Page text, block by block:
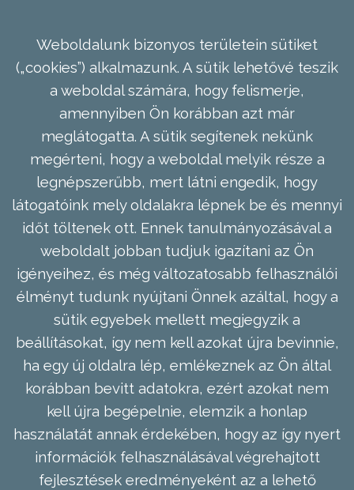
Weboldalunk bizonyos területein sütiket
(„cookies”) alkalmazunk. A sütik lehetővé teszik
a weboldal számára, hogy felismerje,
amennyiben Ön korábban azt már
meglátogatta. A sütik segítenek nekünk
megérteni, hogy a weboldal melyik része a
legnépszerűbb, mert látni engedik, hogy
látogatóink mely oldalakra lépnek be és mennyi
időt töltenek ott. Ennek tanulmányozásával a
weboldalt jobban tudjuk igazítani az Ön
igényeihez, és még változatosabb felhasználói
élményt tudunk nyújtani Önnek azáltal, hogy a
sütik egyebek mellett megjegyzik a
beállításokat, így nem kell azokat újra bevinnie,
ha egy új oldalra lép, emlékeznek az Ön által
korábban bevitt adatokra, ezért azokat nem
kell újra begépelnie, elemzik a honlap
használatát annak érdekében, hogy az így nyert
információk felhasználásával végrehajtott
fejlesztések eredményeként az a lehető